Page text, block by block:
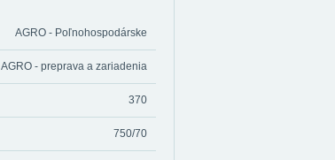
AGRO - Poľnohospodárske
AGRO - preprava a zariadenia
370
750/70